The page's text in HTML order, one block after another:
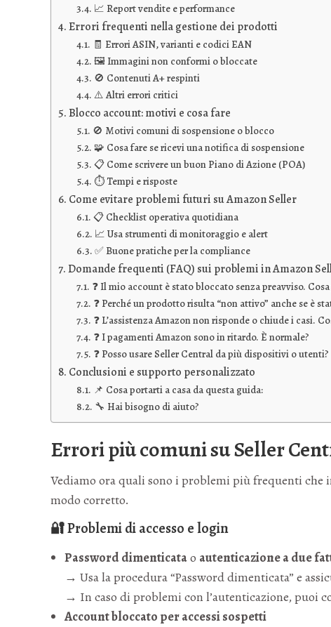
📈 Report vendite e performance
Errori frequenti nella gestione dei prodotti
🧾 Errori ASIN, varianti e codici EAN
🖼️ Immagini non conformi o bloccate
🚫 Contenuti A+ respinti
⚠️ Altri errori critici
Blocco account: motivi e cosa fare
🚫 Motivi comuni di sospensione o blocco
🧩 Cosa fare se ricevi una notifica di sospensione
📋 Come scrivere un buon Piano di Azione (POA)
⏱️ Tempi e risposte
Come evitare problemi futuri su Amazon Seller
📋 Checklist operativa quotidiana
📈 Usa strumenti di monitoraggio e alert
✅ Buone pratiche per la compliance
Domande frequenti (FAQ) sui problemi in Amazon
❓ Il mio account è stato bloccato senza preavviso.
❓ Perché un prodotto risulta “non attivo” anche se è
❓ L’assistenza Amazon non risponde o chiude i casi.
❓ I pagamenti Amazon sono in ritardo. È normale?
❓ Posso usare Seller Central da più dispositivi o utenti?
Conclusioni e supporto personalizzato
📌 Cosa portarti a casa da questa guida:
🔧 Hai bisogno di aiuto?
Errori più comuni su Seller
Vediamo ora quali sono i problemi più frequenti
modo corretto.
🔐 Problemi di accesso e login
Password dimenticatao autenticazione a due
→ Usa la procedura “Password dimenticata” e
→ In caso di problemi con l’autenticazione, puoi
Account bloccato per accessi sospetti